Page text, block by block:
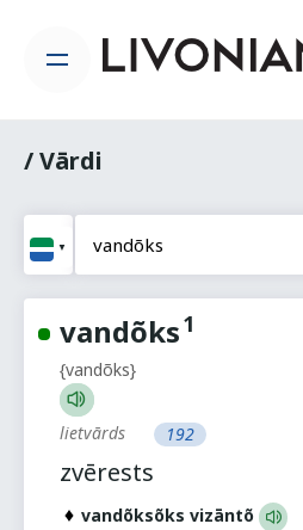
/ Vārdi
vandõks1
{vandõks}
lietvārds 192
zvērests
vandõksõks vizāntõ